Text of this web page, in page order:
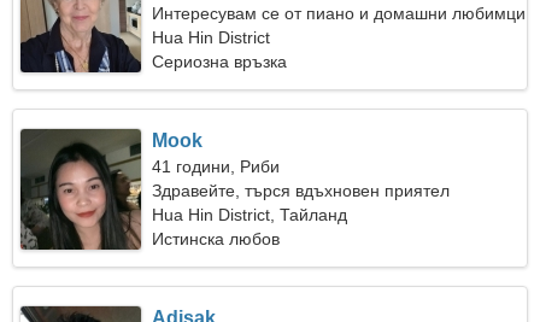
Интересувам се от пиано и домашни любимци
Hua Hin District
Сериозна връзка
Mook
41 години, Риби
Здравейте, търся вдъхновен приятел
Hua Hin District, Тайланд
Истинска любов
Adisak